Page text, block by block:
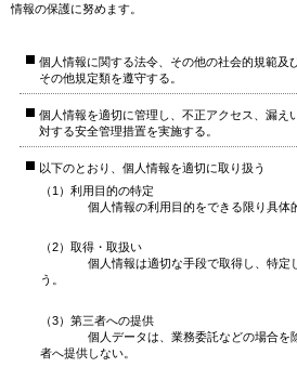
情報の保護に努めます。
個人情報に関する法令、その他の社会的規範及
その他規定類を遵守する。
個人情報を適切に管理し、不正アクセス、漏え
対する安全管理措置を実施する。
以下のとおり、個人情報を適切に取り扱う
（1）利用目的の特定
個人情報の利用目的をできる限り具体的
（2）取得・取扱い
個人情報は適切な手段で取得し、特定し
う。
（3）第三者への提供
個人データは、業務委託などの場合を除
者へ提供しない。